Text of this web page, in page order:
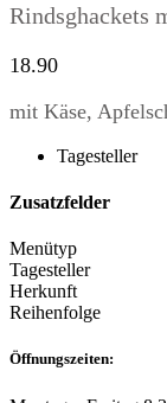
Rindsghackets
18.90
mit Käse,
Tagesteller
Zusatzfelder
Menütyp
Tagesteller
Herkunft
Reihenfolge
Öffnungszeiten: